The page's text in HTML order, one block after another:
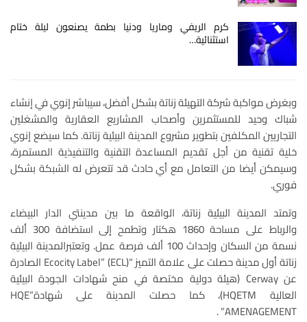
كرم الريفي وماريا ودنيا بطمة يصنعون ليلة ختام
استثنائية…
وبغرض مواكبة شركة التهيئة زناتة بشكل أفضل، سيباشر إنوي في إنشاء
شباك وحيد للمستثمرين وأصحاب المشاريع العقارية والمشغلين
التجاريين المكلفين بتطوير مشروع المدينة البيئية زناتة. كما سيضع إنوي
خلية تقنية من أجل تقديم المساعدة التقنية والتنفيذية المستمرة،
وسيمكن أيضا من التعامل مع أي حادث قد تتعرض له الشبكة بشكل
فوري.
وتمتد المدينة البيئية زناتة، الواقعة ما بين مدينتي الدار البيضاء
والرباط على مساحة 1860 هكتار وتطمح إلى استضافة 300 ألف
نسمة من السكان وإحداث 100 ألف فرصة عمل. وتعتبرالمدينة البيئية
زناتة أول مدينة حصلت على علامة التميز “Ecocity Label” (ECL) الصادرة
عن Cerway (هيئة دولية مختصة في منح شهادات الجودة البيئية
العالية HQETM)، كما حصلت المدينة على شهادة”HQE
AMENAGEMENT” .